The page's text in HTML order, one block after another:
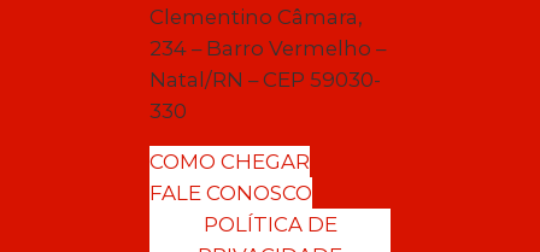
Clementino Câmara,
234 – Barro Vermelho –
Natal/RN – CEP 59030-
330
COMO CHEGAR
FALE CONOSCO
POLÍTICA DE